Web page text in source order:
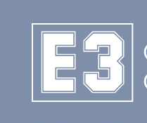
haut de gamme,
des équipements
d’exploitation